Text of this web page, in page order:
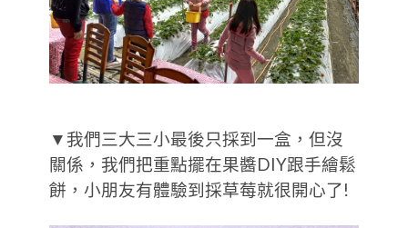
▼我們三大三小最後只採到一盒，但沒
關係，我們把重點擺在果醬DIY跟手繪鬆
餅，小朋友有體驗到採草莓就很開心了!